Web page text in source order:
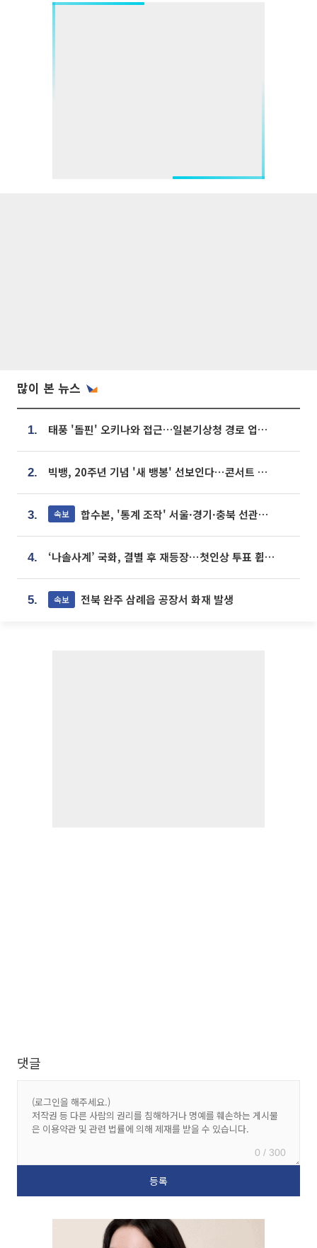
많이 본 뉴스
1. 태풍 '돌핀' 오키나와 접근…일본기상청 경로 업데이트
2. 빅뱅, 20주년 기념 '새 뱅봉' 선보인다⋯콘서트 앞두고 팝업 개최
3. 속보 합수본, '통계 조작' 서울·경기·충북 선관위 등 추가 압수수색
4. ‘나솔사계’ 국화, 결별 후 재등장⋯첫인상 투표 휩쓸고 ‘인기녀’ 등극
5. 속보 전북 완주 삼례읍 공장서 화재 발생
댓글
0 / 300